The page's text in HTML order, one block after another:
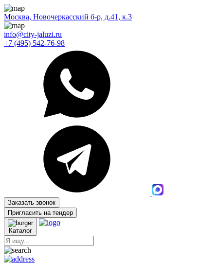
Москва, Новочеркасский б-р, д.41, к.3
info@city-jaluzi.ru
+7 (495) 542-76-98
Заказать звонок
Пригласить на тендер
Каталог